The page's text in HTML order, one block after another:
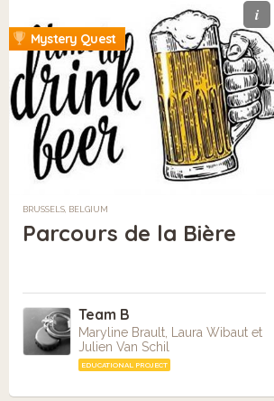
i
Mystery Quest
BRUSSELS, BELGIUM
Parcours de la Bière
Team B
Maryline Brault, Laura Wibaut et
Julien Van Schil
EDUCATIONAL PROJECT